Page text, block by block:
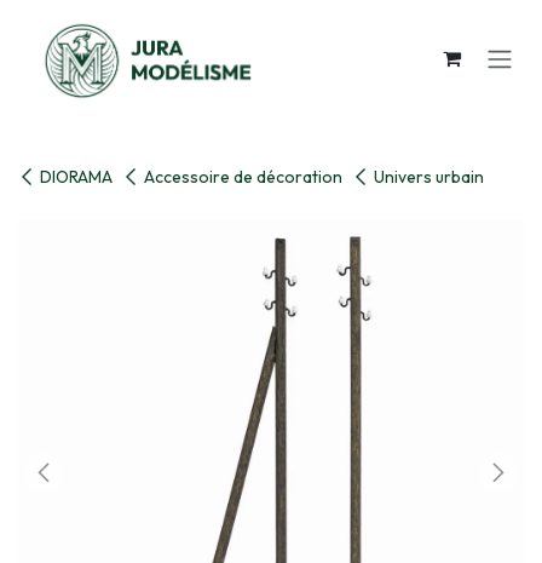
DIORAMA Accessoire de décoration Univers urbain